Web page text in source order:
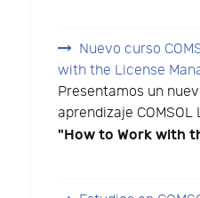
Nuevo curso
with the License
Presentamos un
aprendizaje
"How to Work with